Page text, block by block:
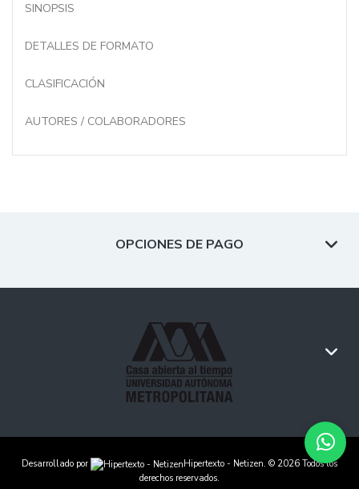
SINOPSIS
DETALLES DE FORMATO
CLASIFICACIÓN
AUTORES / COLABORADORES
OPCIONES DE PAGO
Desarrollado por Hipertexto - Netizen. © 2026 Todos los
derechos reservados.